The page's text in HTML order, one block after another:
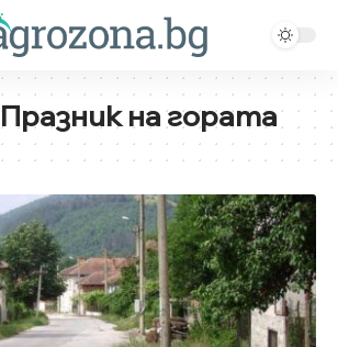
Празник на гората